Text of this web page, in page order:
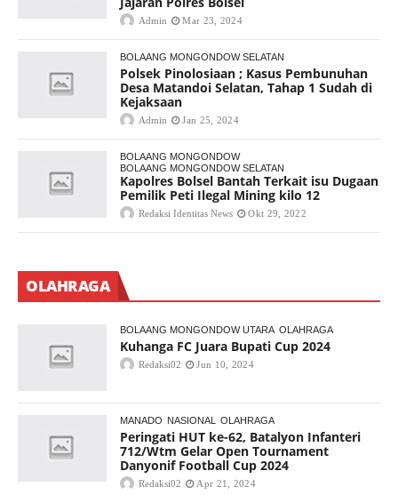
Admin Mar 23, 2024
BOLAANG MONGONDOW SELATAN
Polsek Pinolosiaan ; Kasus Pembunuhan
Desa Matandoi Selatan, Tahap 1 Sudah di
Kejaksaan
Admin Jan 25, 2024
BOLAANG MONGONDOW
BOLAANG MONGONDOW SELATAN
Kapolres Bolsel Bantah Terkait isu Dugaan
Pemilik Peti Ilegal Mining kilo 12
Redaksi Identitas News Okt 29, 2022
OLAHRAGA
BOLAANG MONGONDOW UTARA OLAHRAGA
Kuhanga FC Juara Bupati Cup 2024
Redaksi02 Jun 10, 2024
MANADO NASIONAL OLAHRAGA
Peringati HUT ke-62, Batalyon Infanteri
712/Wtm Gelar Open Tournament
Danyonif Football Cup 2024
Redaksi02 Apr 21, 2024